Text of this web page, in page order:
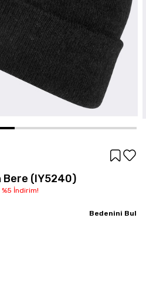
Bere (IY5240)
İndirim!
Bedenini Bul